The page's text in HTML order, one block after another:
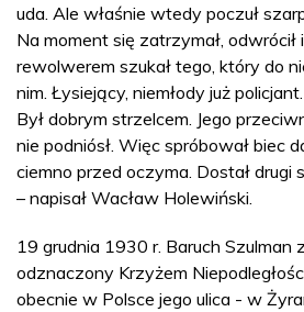
uda. Ale właśnie wtedy poczuł
Na moment się zatrzymał,
rewolwerem szukał tego, który do
nim. Łysiejący, niemłody już
Był dobrym strzelcem. Jego
nie podniósł. Więc spróbował biec
ciemno przed oczyma. Dostał drugi
– napisał Wacław Holewiński.
19 grudnia 1930 r. Baruch Szulman
odznaczony Krzyżem
obecnie w Polsce jego ulica - w